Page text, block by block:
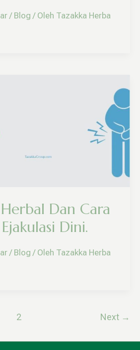
/ Blog / Oleh Tazakka Herba
Dan Cara
Dini.
/ Blog / Oleh Tazakka Herba
2 Next →